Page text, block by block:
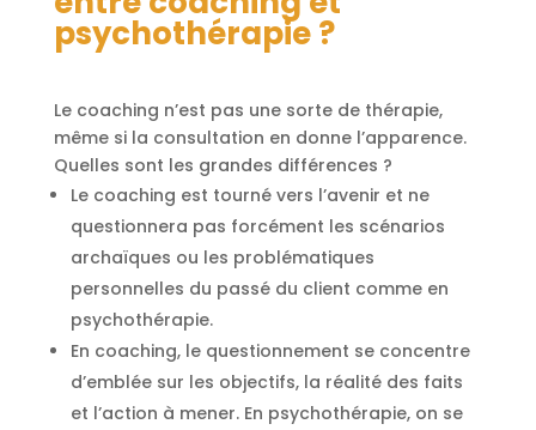
psychothérapie ?
Le coaching n’est pas une sorte de thérapie,
même si la consultation en donne l’apparence.
Quelles sont les grandes différences ?
Le coaching est tourné vers l’avenir et ne
questionnera pas forcément les scénarios
archaïques ou les problématiques
personnelles du passé du client comme en
psychothérapie.
En coaching, le questionnement se concentre
d’emblée sur les objectifs, la réalité des faits
et l’action à mener. En psychothérapie, on se